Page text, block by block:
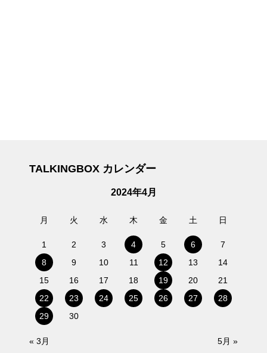
TALKINGBOX カレンダー
2024年4月
月 火 水 木 金 土 日
1 2 3 4 5 6
7
8
9 10 11 12 13
14
15
16 17 18 19 20
21
22
23 24 25 26 27
28
29
30
« 3月 5月 »